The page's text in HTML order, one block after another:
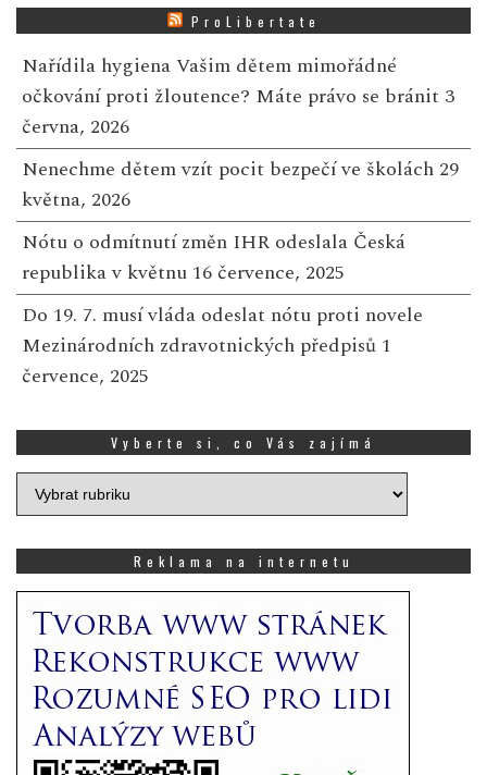
ProLibertate
Nařídila hygiena Vašim dětem mimořádné
očkování proti žloutence? Máte právo se bránit 3
června, 2026
Nenechme dětem vzít pocit bezpečí ve školách 29
května, 2026
Nótu o odmítnutí změn IHR odeslala Česká
republika v květnu 16 července, 2025
Do 19. 7. musí vláda odeslat nótu proti novele
Mezinárodních zdravotnických předpisů 1
července, 2025
Vyberte si, co Vás zajímá
Vyberte
si,
zajímá
Reklama na internetu